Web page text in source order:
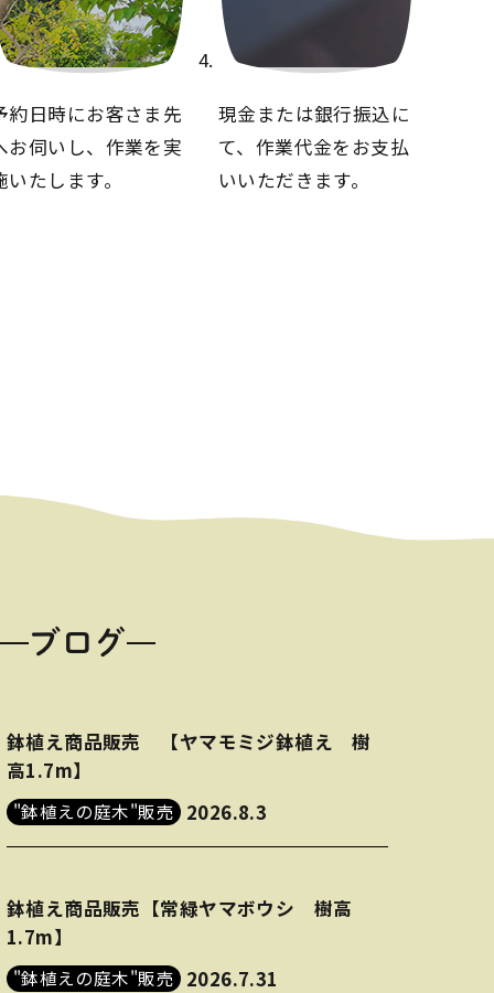
約日時にお客さま先
お伺いし、 作業を実
いたします。
現金または銀行振込に
て、 作業代金をお支払
いいただきます。
ブログ
鉢植え商品販売 【ヤマモミジ鉢植え 樹
高1.7m】
"鉢植えの庭木"販売 2026.8.3
鉢植え商品販売【常緑ヤマボウシ 樹高
1.7m】
"鉢植えの庭木"販売 2026.7.31